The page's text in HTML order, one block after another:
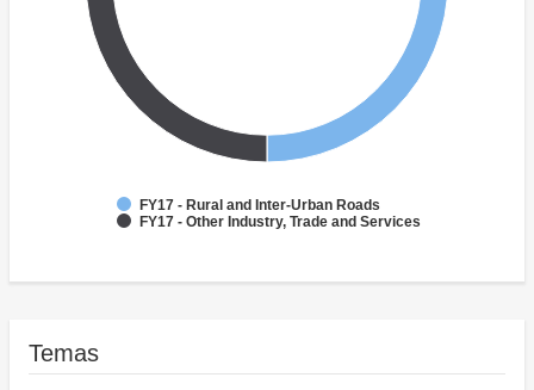
FY17 - Rural and Inter-Urban Roads
FY17 - Other Industry, Trade and Services
Temas